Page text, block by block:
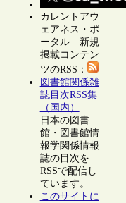
カレントアウ
ェアネス・ポ
ータル 新規
掲載コンテン
ツのRSS：
図書館関係雑
誌目次RSS集
（国内）
日本の図書
館・図書館情
報学関係情報
誌の目次を
RSSで配信し
ています。
このサイトに